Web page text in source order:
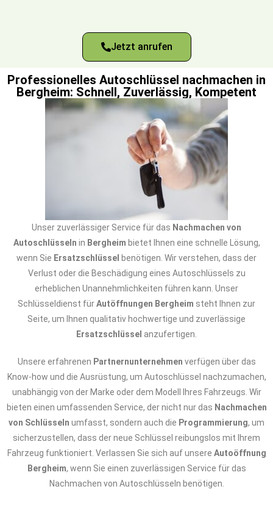
Jetzt anrufen
Professionelles Autoschlüssel nachmachen in
Bergheim: Schnell, Zuverlässig, Kompetent
Unser zuverlässiger Service für das Nachmachen von
Autoschlüsseln in Bergheim bietet Ihnen eine schnelle Lösung,
wenn Sie Ersatzschlüssel benötigen. Wir verstehen, dass der
Verlust oder die Beschädigung eines Autoschlüssels zu
erheblichen Unannehmlichkeiten führen kann. Unser
Schlüsseldienst fürAutöffnungen Bergheim steht Ihnen zur
Seite, um Ihnen qualitativ hochwertige und zuverlässige
Ersatzschlüssel anzufertigen.
Unsere erfahrenen Partnernunternehmen verfügen über das
Know-how und die Ausrüstung, um Autoschlüssel nachzumachen,
unabhängig von der Marke oder dem Modell Ihres Fahrzeugs. Wir
bieten einen umfassenden Service, der nicht nur das Nachmachen
von Schlüsseln umfasst, sondern auch die Programmierung, um
sicherzustellen, dass der neue Schlüssel reibungslos mit Ihrem
Fahrzeug funktioniert. Verlassen Sie sich auf unsere Autoöffnung
Bergheim, wenn Sie einen zuverlässigen Service für das
Nachmachen von Autoschlüsseln benötigen.